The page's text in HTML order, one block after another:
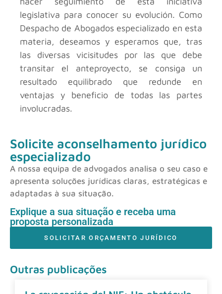
legislativa para conocer su evolución. Como
Despacho de Abogados especializado en esta
materia, deseamos y esperamos que, tras
las diversas vicisitudes por las que debe
transitar el anteproyecto, se consiga un
resultado equilibrado que redunde en
ventajas y beneficio de todas las partes
involucradas.
Solicite aconselhamento jurídico
especializado
A nossa equipa de advogados analisa o seu caso e
apresenta soluções jurídicas claras, estratégicas e
adaptadas à sua situação.
Explique a sua situação e receba uma
proposta personalizada
SOLICITAR ORÇAMENTO JURÍDICO
Outras publicações